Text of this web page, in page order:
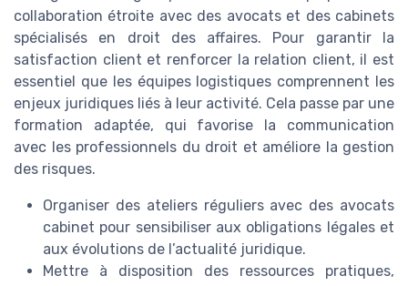
collaboration étroite avec des avocats et des cabinets
spécialisés en droit des affaires. Pour garantir la
satisfaction client et renforcer la relation client, il est
essentiel que les équipes logistiques comprennent les
enjeux juridiques liés à leur activité. Cela passe par une
formation adaptée, qui favorise la communication
avec les professionnels du droit et améliore la gestion
des risques.
Organiser des ateliers réguliers avec des avocats
cabinet pour sensibiliser aux obligations légales et
aux évolutions de l’actualité juridique.
Mettre à disposition des ressources pratiques,